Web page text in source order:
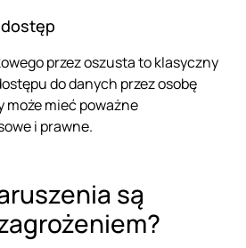
przez oszusta to klasyczny
do danych przez osobę
mieć poważne
i prawne.
są